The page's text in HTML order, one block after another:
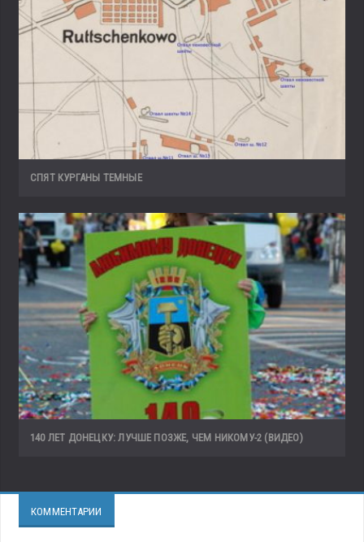
СПЯТ КУРГАНЫ ТЕМНЫЕ
140 ЛЕТ ДОНЕЦКУ: ЛУЧШЕ ПОЗЖЕ, ЧЕМ НИКОМУ-2 (ВИДЕО)
КОММЕНТАРИИ